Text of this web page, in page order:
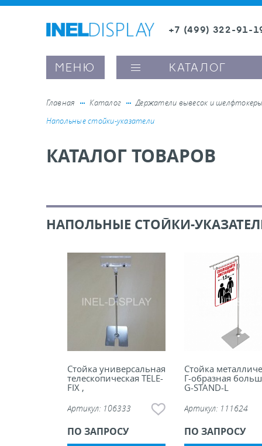
+7 (499) 322-91-
МЕНЮ КАТАЛОГ
вывесок и шелфтокеры
напольные, подвесные, на полку
покупателей
Главная Каталог
Держатели вывесок и
Напольные стойки-указатели
КАТАЛОГ ТОВАРОВ
НАПОЛЬНЫЕ СТОЙКИ-
Стойка универсальная
телескопическая TELE-
FIX ,
Артикул: 106333
ПО ЗАПРОСУ
Стойка
Г-образная
G-STAND-L
Артикул: 111624
ПО ЗАПРОСУ